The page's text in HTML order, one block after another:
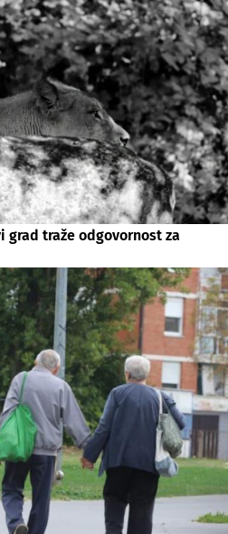
traže odgovornost za